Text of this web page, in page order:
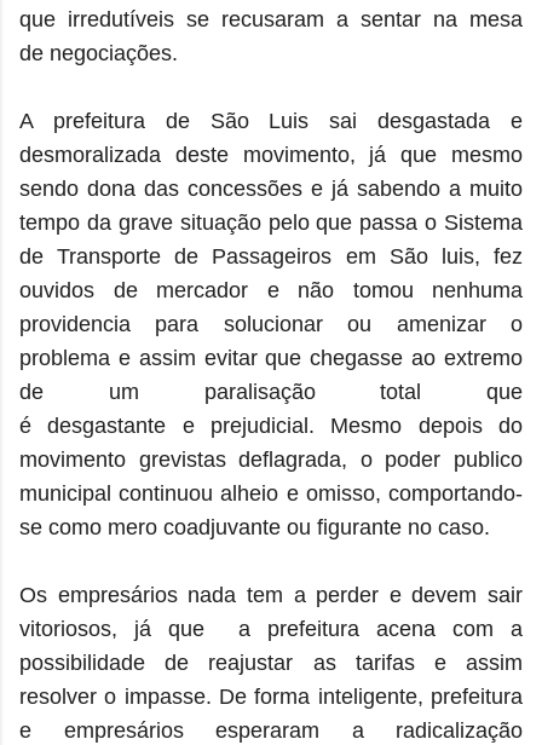
que irredutíveis se recusaram a sentar na mesa
de negociações.
A prefeitura de São Luis sai desgastada e
desmoralizada deste movimento, já que mesmo
sendo dona das concessões e já sabendo a muito
tempo da grave situação pelo que passa o Sistema
de Transporte de Passageiros em São luis, fez
ouvidos de mercador e não tomou nenhuma
providencia para solucionar ou amenizar o
problema e assim evitar que chegasse ao extremo
de um paralisação total que
é desgastante e prejudicial. Mesmo depois do
movimento grevistas deflagrada, o poder publico
municipal continuou alheio e omisso, comportando-
se como mero coadjuvante ou figurante no caso.
Os empresários nada tem a perder e devem sair
vitoriosos, já que a prefeitura acena com a
possibilidade de reajustar as tarifas e assim
resolver o impasse. De forma inteligente, prefeitura
e empresários esperaram a radicalização